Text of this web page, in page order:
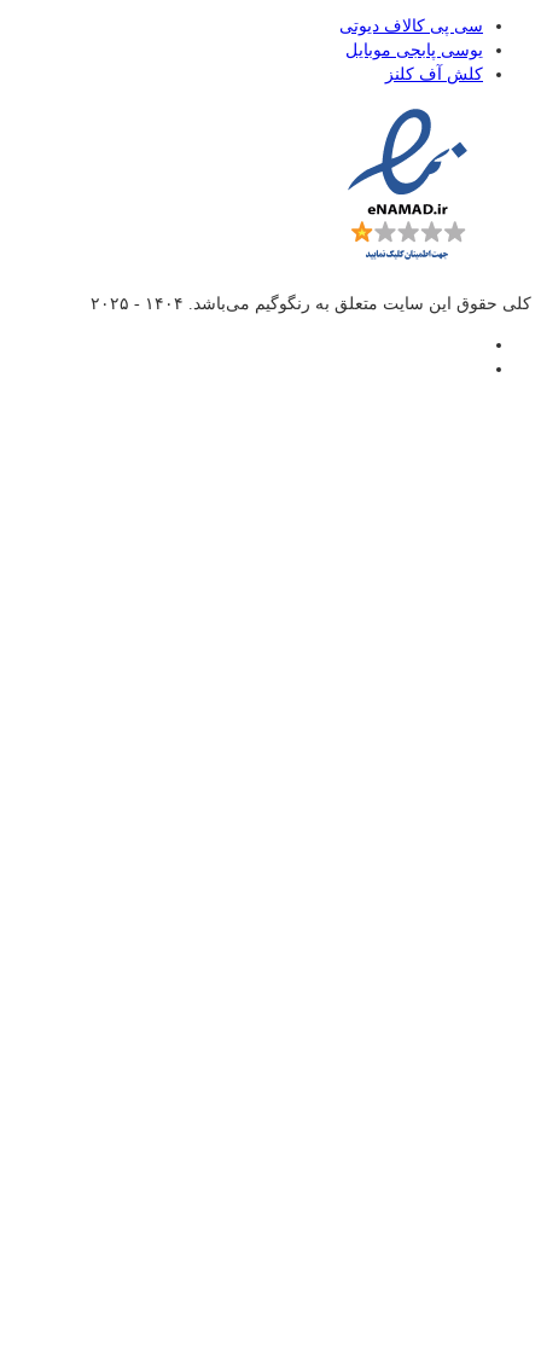
سی پی کالاف دیوتی
یوسی پابجی موبایل
کلش آف کلنز
کلی حقوق این سایت متعلق به رنگوگیم می‌باشد. ۱۴۰۴ - ۲۰۲۵